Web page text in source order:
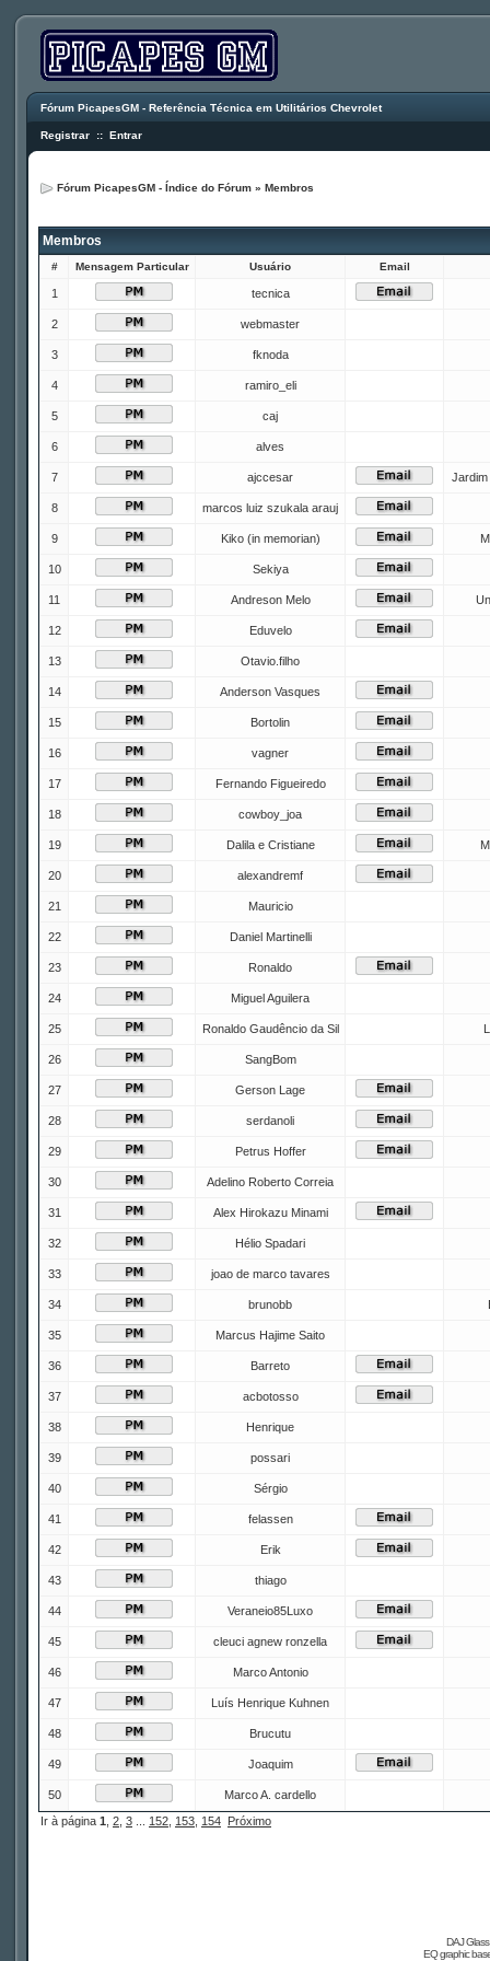
Fórum PicapesGM - Referência Técnica em Utilitários Chevrolet
Registrar :: Entrar
Fórum PicapesGM - Índice do Fórum » Membros
Membros
# Mensagem Particular Usuário Email
1 tecnica
2 webmaster
3 fknoda
4 ramiro_eli
5 caj
6 alves
7 ajccesar
8 marcos luiz szukala arauj
9 Kiko (in memorian)
10 Sekiya
11 Andreson Melo
12 Eduvelo
13 Otavio.filho
14 Anderson Vasques
15 Bortolin
16 vagner
17 Fernando Figueiredo
18 cowboy_joa
19 Dalila e Cristiane
20 alexandremf
21 Mauricio
22 Daniel Martinelli
23 Ronaldo
24 Miguel Aguilera
25 Ronaldo Gaudêncio da Sil
26 SangBom
27 Gerson Lage
28 serdanoli
29 Petrus Hoffer
30 Adelino Roberto Correia
31 Alex Hirokazu Minami
32 Hélio Spadari
33 joao de marco tavares
34 brunobb
35 Marcus Hajime Saito
36 Barreto
37 acbotosso
38 Henrique
39 possari
40 Sérgio
41 felassen
42 Erik
43 thiago
44 Veraneio85Luxo
45 cleuci agnew ronzella
46 Marco Antonio
47 Luís Henrique Kuhnen
48 Brucutu
49 Joaquim
50
Marco A. cardello
Ir à página 1 2 3 152 153 154 Próximo
DAJ
EQ graphic